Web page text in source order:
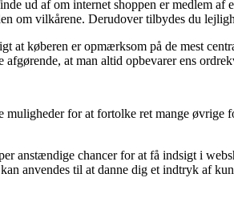
ud af om internet shoppen er medlem
om vilkårene. Derudover tilbydes du
at køberen er opmærksom på de mest
afgørende, at man altid opbevarer ens
for at fortolke ret mange øvrige
anstændige chancer for at få indsigt i
anvendes til at danne dig et indtryk af